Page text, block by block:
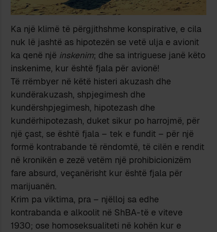
Ka një klimë të përgjithshme konspirative, e cila
nuk lë jashtë as hipotezën se vetë ulja e avionit
ka qenë një inskenim; dhe sa intriguese janë këto
inskenime, kur është fjala për avionë!
Të rrëmbyer në këtë histeri akuzash dhe
kundërakuzash, shpjegimesh dhe
kundërshpjegimesh, hipotezash dhe
kundërhipotezash, duket sikur po harrojmë, për
një çast, se është fjala – tek e fundit – për një
formë kontrabande të rëndomtë, të cilën e rendit
në kronikën e zezë vetëm një prohibicionizëm
fare absurd, veçanërisht kur është fjala për
marijuanën.
Krim pa viktima, pra – njëlloj sa edhe
kontrabanda e alkoolit në ShBA-të e viteve
1930; ose homoseksualiteti në kohën kur e